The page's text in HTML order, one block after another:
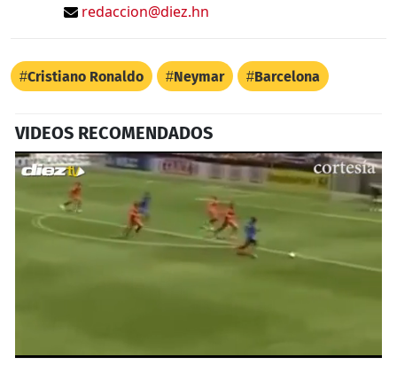
redaccion@diez.hn
Cristiano Ronaldo Neymar Barcelona
VIDEOS RECOMENDADOS